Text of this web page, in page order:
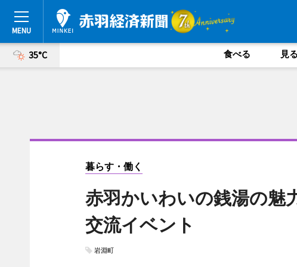
35°C 食べる 見
暮らす・働く
赤羽かいわいの銭湯の
交流イベント
岩淵町